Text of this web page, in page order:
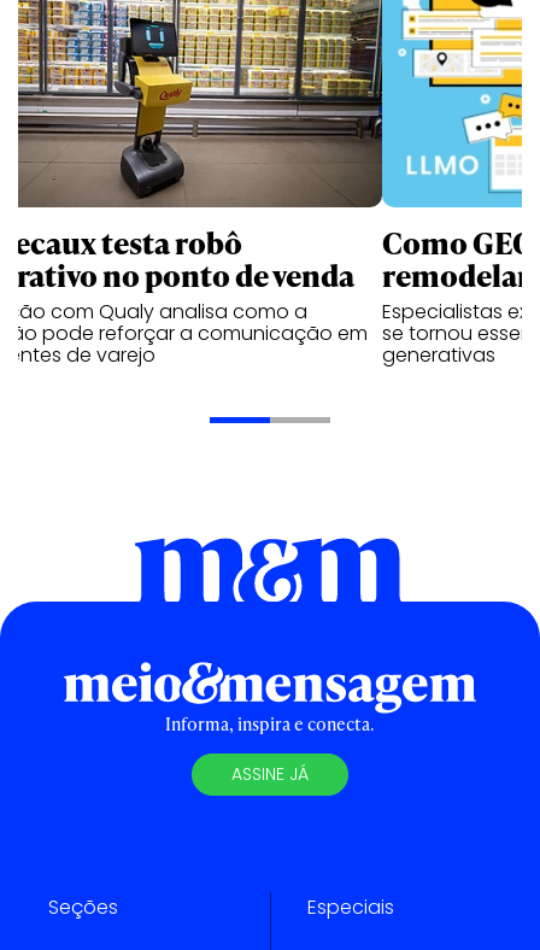
testa robô
no ponto de venda
com Qualy analisa como a
pode reforçar a comunicação em
de varejo
Como
Especialistas
se tornou
generativas
Informa, inspira e conecta.
ASSINE JÁ
Seções Especiais